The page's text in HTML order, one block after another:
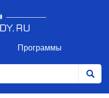
Программы